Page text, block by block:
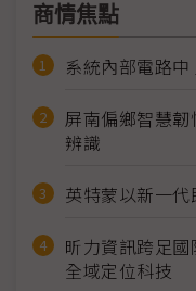
商情焦點
系統內部電路
屏南偏鄉智慧
辨識
英特蒙以新一
昕力資訊跨足
全域定位科技